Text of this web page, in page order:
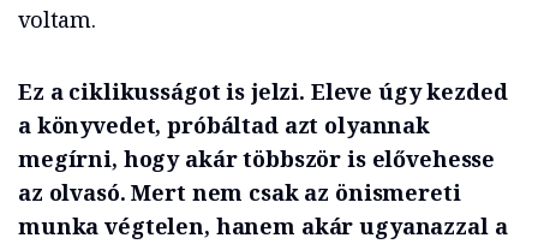
voltam.
Ez a ciklikusságot is jelzi. Eleve úgy kezded
a könyvedet, próbáltad azt olyannak
megírni, hogy akár többször is elővehesse
az olvasó. Mert nem csak az önismereti
munka végtelen, hanem akár ugyanazzal a